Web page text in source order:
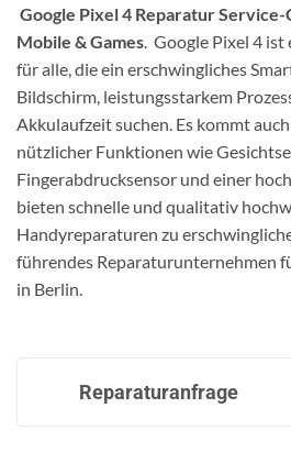
Google Pixel 4 Reparatur
Mobile & Games. Google Pixel 4 ist
für alle, die ein erschwingliches
Bildschirm, leistungsstarkem
Akkulaufzeit suchen. Es kommt
nützlicher Funktionen wie
Fingerabdrucksensor und einer
bieten schnelle und qualitativ
Handyreparaturen zu
führendes Reparaturunternehmen
in Berlin.
Reparaturanfrage